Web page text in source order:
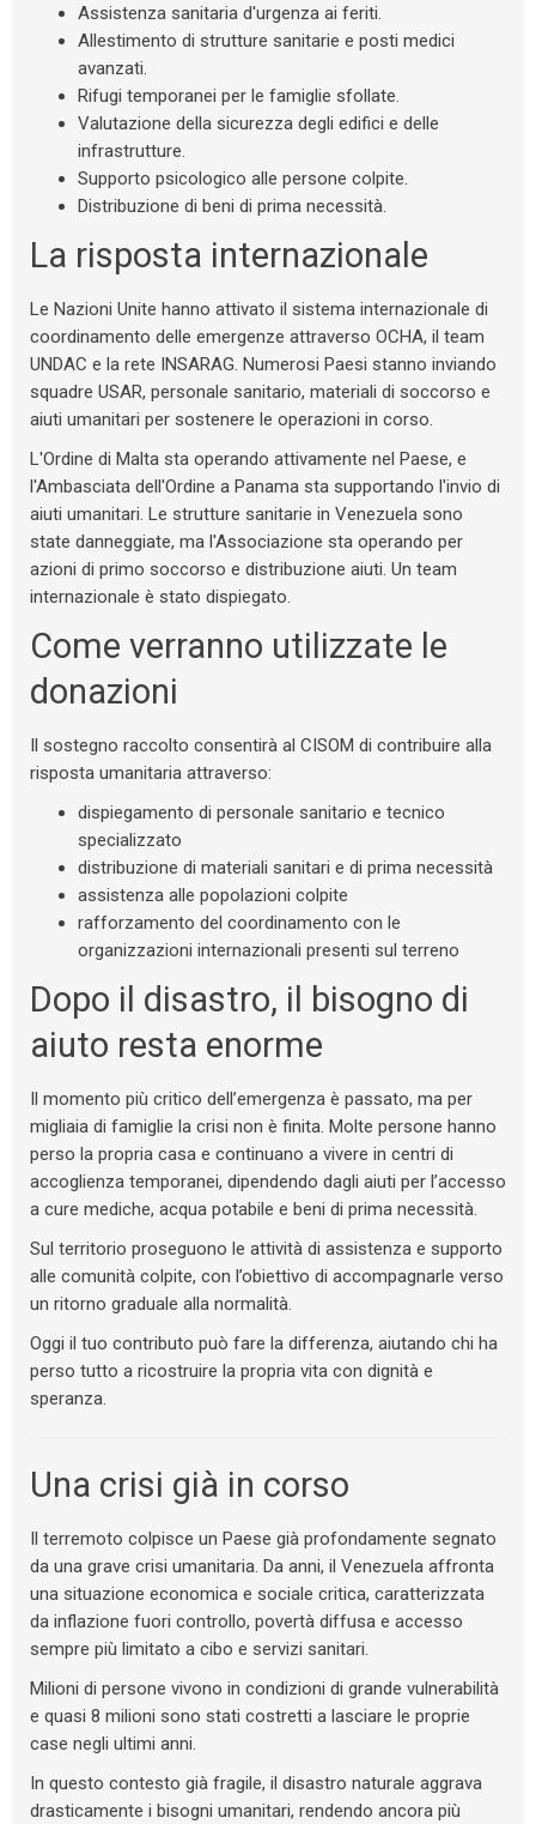
Assistenza sanitaria d'urgenza ai feriti.
Allestimento di strutture sanitarie e posti medici
avanzati.
Rifugi temporanei per le famiglie sfollate.
Valutazione della sicurezza degli edifici e delle
infrastrutture.
Supporto psicologico alle persone colpite.
Distribuzione di beni di prima necessità.
La risposta internazionale
Le Nazioni Unite hanno attivato il sistema internazionale di
coordinamento delle emergenze attraverso OCHA, il team
UNDAC e la rete INSARAG. Numerosi Paesi stanno inviando
squadre USAR, personale sanitario, materiali di soccorso e
aiuti umanitari per sostenere le operazioni in corso.
L'Ordine di Malta sta operando attivamente nel Paese, e
l'Ambasciata dell'Ordine a Panama sta supportando l'invio di
aiuti umanitari. Le strutture sanitarie in Venezuela sono
state danneggiate, ma l'Associazione sta operando per
azioni di primo soccorso e distribuzione aiuti. Un team
internazionale è stato dispiegato.
Come verranno utilizzate le
donazioni
Il sostegno raccolto consentirà al CISOM di contribuire alla
risposta umanitaria attraverso:
dispiegamento di personale sanitario e tecnico
specializzato
distribuzione di materiali sanitari e di prima necessità
assistenza alle popolazioni colpite
rafforzamento del coordinamento con le
organizzazioni internazionali presenti sul terreno
Dopo il disastro, il bisogno di
aiuto resta enorme
Il momento più critico dell’emergenza è passato, ma per
migliaia di famiglie la crisi non è finita. Molte persone hanno
perso la propria casa e continuano a vivere in centri di
accoglienza temporanei, dipendendo dagli aiuti per l’accesso
a cure mediche, acqua potabile e beni di prima necessità.
Sul territorio proseguono le attività di assistenza e supporto
alle comunità colpite, con l’obiettivo di accompagnarle verso
un ritorno graduale alla normalità.
Oggi il tuo contributo può fare la differenza, aiutando chi ha
perso tutto a ricostruire la propria vita con dignità e
speranza.
Una crisi già in corso
Il terremoto colpisce un Paese già profondamente segnato
da una grave crisi umanitaria. Da anni, il Venezuela affronta
una situazione economica e sociale critica, caratterizzata
da inflazione fuori controllo, povertà diffusa e accesso
sempre più limitato a cibo e servizi sanitari.
Milioni di persone vivono in condizioni di grande vulnerabilità
e quasi 8 milioni sono stati costretti a lasciare le proprie
case negli ultimi anni.
In questo contesto già fragile, il disastro naturale aggrava
drasticamente i bisogni umanitari, rendendo ancora più